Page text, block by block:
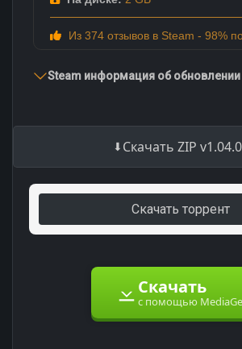
Из 374 отзывов в Steam - 98%
Steam информация об обновлении
Скачать ZIP
Скачать торрент
Скачать
с помощью